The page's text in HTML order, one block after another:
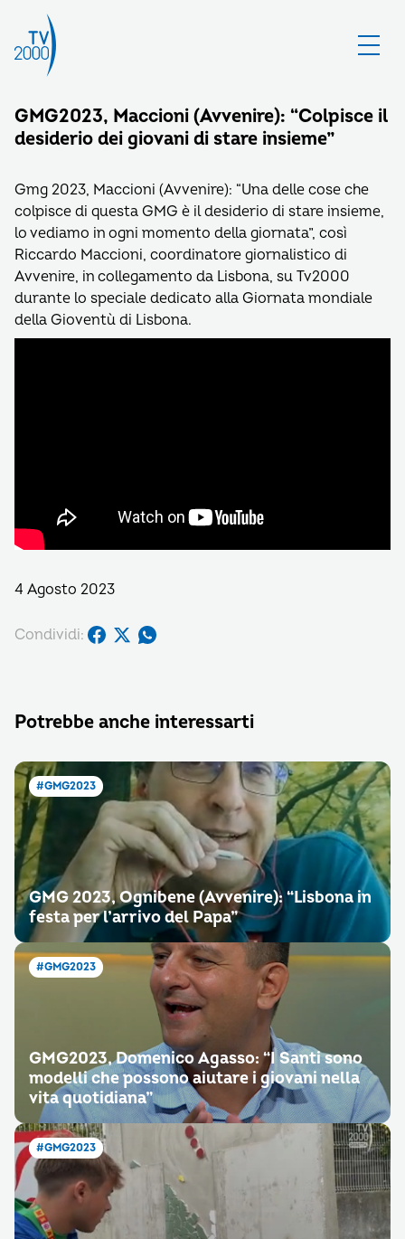
GMG2023, Maccioni (Avvenire): “Colpisce il
desiderio dei giovani di stare insieme”
Gmg 2023, Maccioni (Avvenire): “Una delle cose che
colpisce di questa GMG è il desiderio di stare insieme,
lo vediamo in ogni momento della giornata”, così
Riccardo Maccioni, coordinatore giornalistico di
Avvenire, in collegamento da Lisbona, su Tv2000
durante lo speciale dedicato alla Giornata mondiale
della Gioventù di Lisbona.
4 Agosto 2023
Condividi:
Potrebbe anche interessarti
#GMG2023
GMG 2023, Ognibene (Avvenire): “Lisbona in
festa per l’arrivo del Papa”
#GMG2023
GMG2023, Domenico Agasso: “I Santi sono
modelli che possono aiutare i giovani nella
vita quotidiana”
#GMG2023